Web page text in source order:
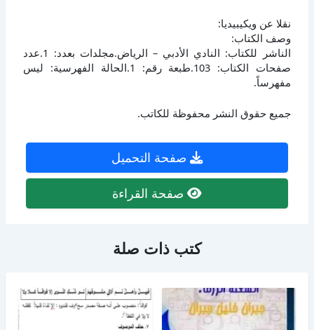
نقلا عن ويكيبيديا:
وصف الكتاب:
الناشر للكتاب: النادي الأدبي – الرياض.مجلدات بعدد: 1.عدد
صفحات الكتاب: 103.طبعة رقم: 1.الحالة الفهرسية: ليس
مفهرساً.
جميع حقوق النشر محفوظة للكاتب.
صفحة التحميل
صفحة القراءة
كتب ذات صلة